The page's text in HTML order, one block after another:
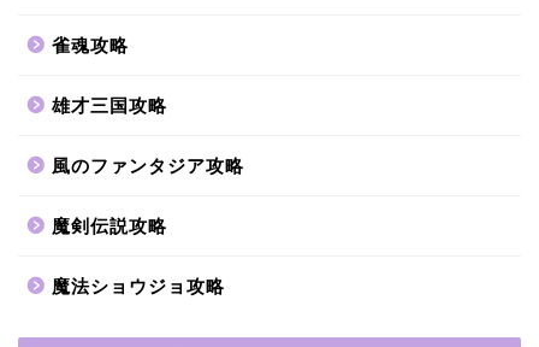
雀魂攻略
雄才三国攻略
風のファンタジア攻略
魔剣伝説攻略
魔法ショウジョ攻略